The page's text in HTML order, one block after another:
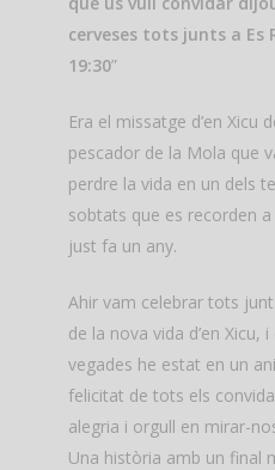
cerveses tots junts a Es
19:30”
Era el missatge d’en Xicu
pescador de la Mola que
perdre la vida en un dels
sobtats que es recorden a
just fa un any.
Ahir vam celebrar tots
de la nova vida d’en Xicu,
vegades he estat en un
felicitat de tots els
alegria i orgull en mirar-
Una història amb un final